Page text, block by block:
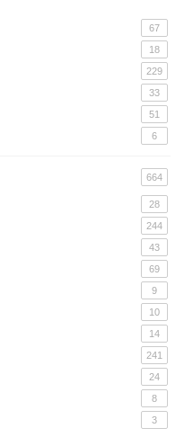
67
18
229
33
51
6
664
28
244
43
69
9
10
14
241
24
8
3